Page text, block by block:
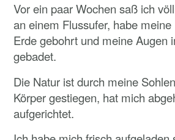
Vor ein paar Wochen saß ich
an einem Flussufer, habe
Erde gebohrt und meine Augen
gebadet.
Die Natur ist durch meine
Körper gestiegen, hat mich
aufgerichtet.